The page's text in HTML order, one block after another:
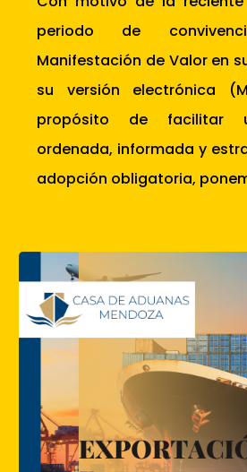
periodo de
Manifestación de Valor en
su versión electrónica
propósito de facilitar
ordenada, informada y
adopción obligatoria,